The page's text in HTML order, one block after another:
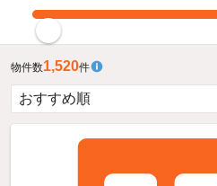
物件数1,520件